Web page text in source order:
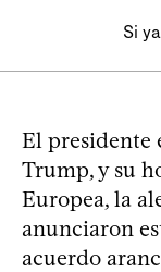
Si
El presidente
Trump, y su
Europea, la
anunciaron
acuerdo